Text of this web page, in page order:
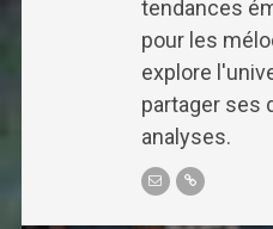
tendances
pour les
explore
partager ses
analyses.